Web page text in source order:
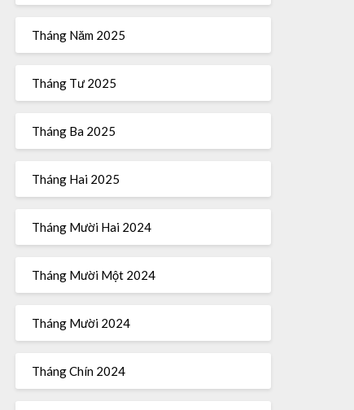
Tháng Năm 2025
Tháng Tư 2025
Tháng Ba 2025
Tháng Hai 2025
Tháng Mười Hai 2024
Tháng Mười Một 2024
Tháng Mười 2024
Tháng Chín 2024